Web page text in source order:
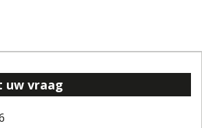
uw vraag